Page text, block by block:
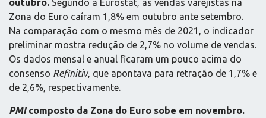
outubro. Segundo a Eurostat, as vendas varejistas na
Zona do Euro caíram 1,8% em outubro ante setembro.
Na comparação com o mesmo mês de 2021, o indicador
preliminar mostra redução de 2,7% no volume de vendas.
Os dados mensal e anual ficaram um pouco acima do
consenso Refinitiv, que apontava para retração de 1,7% e
de 2,6%, respectivamente.
PMIcomposto da Zona do Euro sobe em novembro.